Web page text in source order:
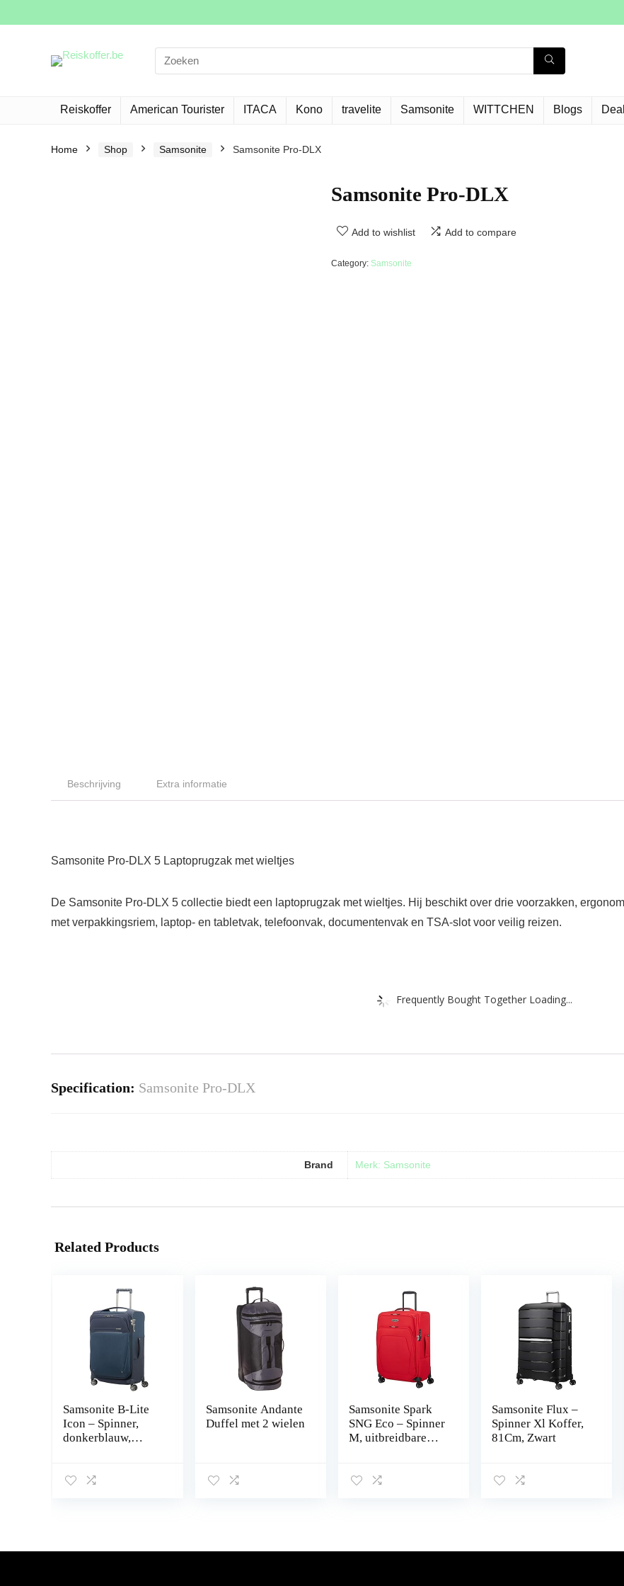
Search
for:
Reiskoffer American Tourister ITACA Kono travelite Samsonite WITTCHEN Blogs
Home Shop Samsonite Samsonite Pro-DLX
Samsonite Pro-DLX
Add to wishlist Add to compare
Category: Samsonite
Beschrijving Extra informatie
Samsonite Pro-DLX 5 Laptoprugzak met wieltjes
De Samsonite Pro-DLX 5 collectie biedt een laptoprugzak met wieltjes. Hij beschikt over drie voorzakken,
met verpakkingsriem, laptop- en tabletvak, telefoonvak, documentenvak en TSA-slot voor veilig reizen.
Frequently Bought Together Loading...
Specification: Samsonite Pro-DLX
Brand Merk: Samsonite
Related Products
Samsonite B-Lite
Icon – Spinner,
donkerblauw,
Samsonite Andante
Duffel met 2 wielen
Samsonite Spark
SNG Eco – Spinner
M, uitbreidbare
(Fiery Red), Rood
Samsonite Flux –
Spinner Xl Koffer,
81Cm, Zwart